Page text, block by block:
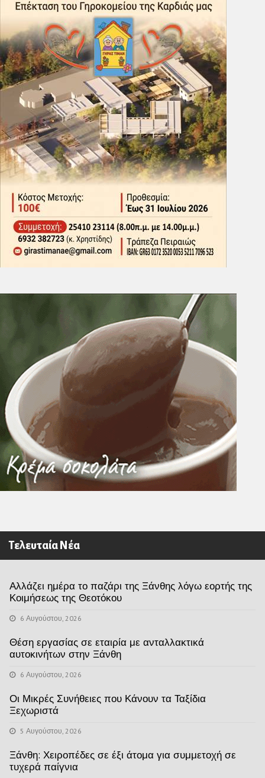
Τελευταία Νέα
Αλλάζει ημέρα το παζάρι της Ξάνθης λόγω εορτής της
Κοιμήσεως της Θεοτόκου
6 Αυγούστου, 2026
Θέση εργασίας σε εταιρία με ανταλλακτικά
αυτοκινήτων στην Ξάνθη
6 Αυγούστου, 2026
Οι Μικρές Συνήθειες που Κάνουν τα Ταξίδια
Ξεχωριστά
5 Αυγούστου, 2026
Ξάνθη: Χειροπέδες σε έξι άτομα για συμμετοχή σε
τυχερά παίγνια